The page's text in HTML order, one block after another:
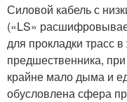
Силовой кабель с
(«LS»
для прокладки трасс
предшественника,
крайне мало дыма и
обусловлена сфера